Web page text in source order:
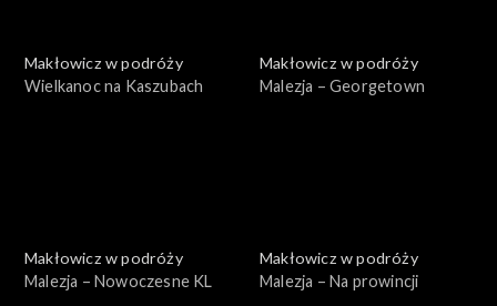
Makłowicz w podróży
Wielkanoc na Kaszubach
Makłowicz w podróży
Malezja – Georgetown
Makłowicz w podróży
Malezja – Nowoczesne KL
Makłowicz w podróży
Malezja – Na prowincji